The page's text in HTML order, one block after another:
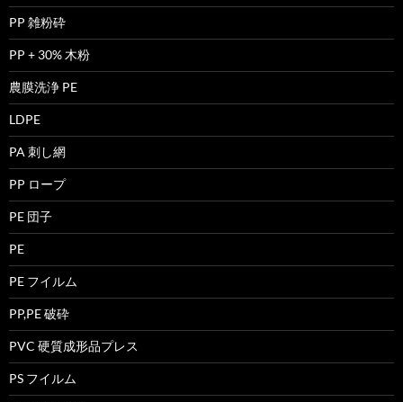
PP 雑粉砕
PP + 30% 木粉
農膜洗浄 PE
LDPE
PA 刺し網
PP ロープ
PE 団子
PE
PE フイルム
PP,PE 破砕
PVC 硬質成形品プレス
PS フイルム